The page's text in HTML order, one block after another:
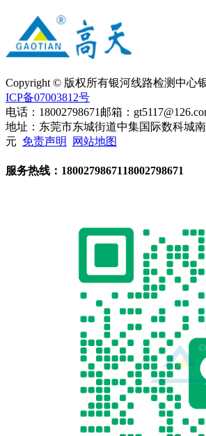
Copyright © 版权所有银河线路检测中心
ICP备07003812号
电话：18002798671 邮箱：
地址：东莞市东城街道中集国际数科城
元 免责声明 网站地图
服务热线： 1800279867118002798671